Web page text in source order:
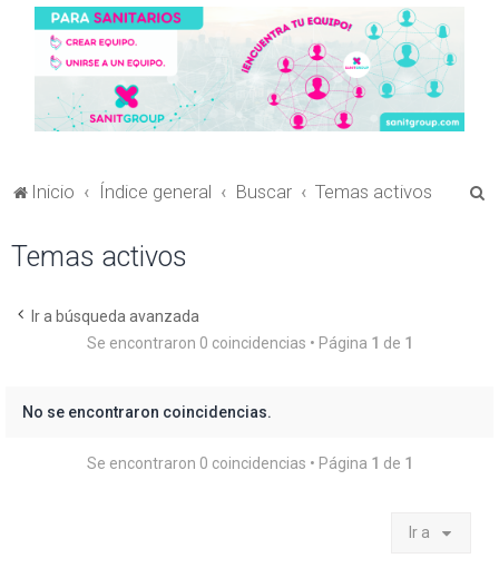
Inicio Índice general Buscar Temas activos
Temas activos
Ir a búsqueda avanzada
Se encontraron 0 coincidencias • Página 1 de 1
No se encontraron coincidencias.
Se encontraron 0 coincidencias • Página 1 de 1
Ir a